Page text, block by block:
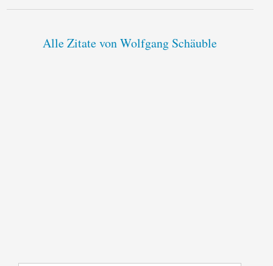
Alle Zitate von Wolfgang Schäuble